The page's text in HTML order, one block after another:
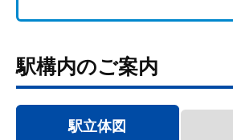
駅構内のご案内
駅立体図